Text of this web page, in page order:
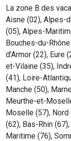
La zone B des
Aisne (02), Alpes-
(05), Alpes-
Bouches-du-
d’Armor (22),
et-Vilaine (35),
(41), Loire-
Manche (50),
Meurthe-et-
Moselle (57), Nord
(62), Bas-Rhin
Maritime (76),